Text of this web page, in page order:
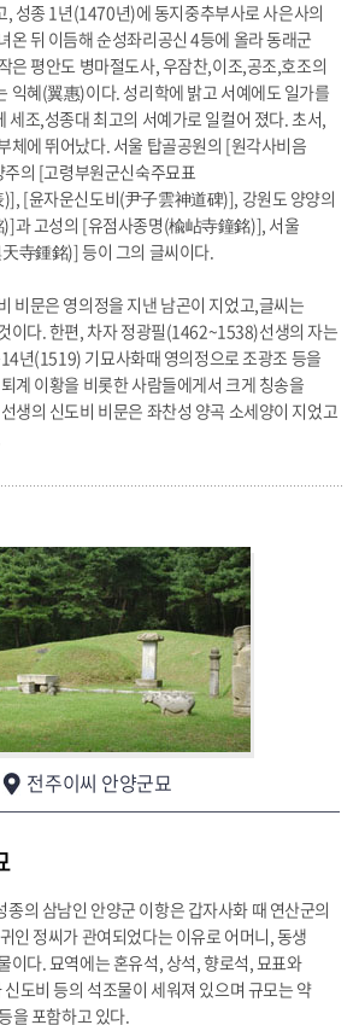
성종 1년(1470년)에 동지중추부사로 사은사의
온 뒤 이듬해 순성좌리공신 4등에 올라 동래군
은 평안도 병마절도사, 우잠찬,이조,공조,호조의
익혜(翼惠)이다. 성리학에 밝고 서예에도 일가를
세조,성종대 최고의 서예가로 일컬어 졌다. 초서,
체에 뛰어났다. 서울 탑골공원의 [원각사비음
의 [고령부원군신숙주묘표
[윤자운신도비(尹子雲神道碑)], 강원도 양양의
과 고성의 [유점사종명(楡岾寺鐘銘)], 서울
寺鍾銘)] 등이 그의 글씨이다.
비문은 영의정을 지낸 남곤이 지었고,글씨는
이다. 한편, 차자 정광필(1462~1538)선생의 자는
년(1519) 기묘사화때 영의정으로 조광조 등을
계 이황을 비롯한 사람들에게서 크게 칭송을
생의 신도비 비문은 좌찬성 양곡 소세양이 지었고
전주이씨 안양군묘
의 삼남인 안양군 이항은 갑자사화 때 연산군의
인 정씨가 관여되었다는 이유로 어머니, 동생
이다. 묘역에는 혼유석, 상석, 향로석, 묘표와
도비 등의 석조물이 세워져 있으며 규모는 약
을 포함하고 있다.